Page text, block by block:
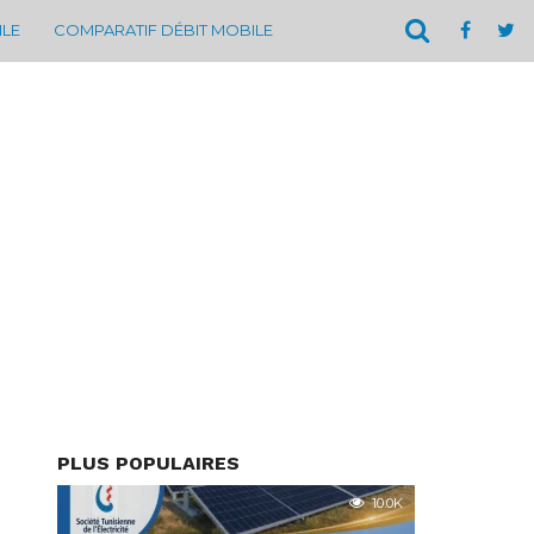
COMPARATIF DÉBIT MOBILE
PLUS POPULAIRES
10.0K